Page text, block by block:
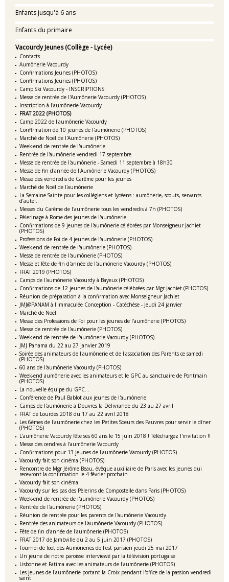
Enfants jusqu'à 6 ans
Enfants du primaire
Vacourdy Jeunes (Collège - Lycée)
Contacts
Aumônerie Vacourdy
Confirmations Jeunes (PHOTOS)
Confirmations Jeunes (PHOTOS)
Camp Ski Vacourdy - INSCRIPTIONS
Messe de rentrée de l'Aumônerie Vacourdy (PHOTOS)
Inscription à l'aumônerie Vacourdy
FRAT 2022 (PHOTOS)
Camp 2022 de l'aumônerie Vacourdy
Confirmation de 10 jeunes de l'aumônerie (PHOTOS)
Marché de Noël de l'Aumônerie (PHOTOS)
Week-end de rentrée de l'aumônerie
Rentrée de l'aumônerie vendredi 17 septembre
Messe de rentrée de l'aumônerie - Samedi 11 septembre à 18h30
Messe de fin d'année de l'Aumônerie Vacourdy (PHOTOS)
Messe des vendredis de Carême pour les jeunes
Marché de Noël de l'aumônerie
La Semaine Sainte pour les collégiens et lycéens : aumônerie, scouts, servants
d’autel..
Messes du Carême de l'aumônerie tous les vendredis à 7h (PHOTOS)
Pèlerinage à Rome des jeunes de l'aumônerie
Confirmations de 9 jeunes de l'aumônerie célébrées par Monseigneur Jachiet
(PHOTOS)
Professions de Foi de 4 jeunes de l'aumônerie (PHOTOS)
Week-end de rentrée de l'aumônerie (PHOTOS)
Messe de rentrée de l'aumônerie (PHOTOS)
Messe et fête de fin d'année de l'aumônerie Vacourdy (PHOTOS)
FRAT 2019 (PHOTOS)
Camps de l'aumônerie Vacourdy à Bayeux (PHOTOS)
Confirmations de 12 jeunes de l'aumônerie célébrées par Mgr Jachiet (PHOTOS)
Réunion de préparation à la confirmation avec Monseigneur Jachiet
JMJ@PANAM à l'Immaculée Conception - Catéchèse - Jeudi 24 janvier
Marché de Noël
Messe des Professions de Foi pour les jeunes de l'aumônerie (PHOTOS)
Messe de rentrée de l'aumônerie (PHOTOS)
Week-end de rentrée de l'aumônerie Vacourdy (PHOTOS)
JMJ Panama du 22 au 27 janvier 2019
Soirée des animateurs de l'aumônerie et de l'association des Parents ce samedi
(PHOTOS)
60 ans de l'aumônerie Vacourdy (PHOTOS)
Week-end aumônerie avec les animateurs et le GPC au sanctuaire de Pontmain
(PHOTOS)
La nouvelle équipe du GPC...
Conférence de Paul Bablot aux jeunes de l'aumônerie
Camps de l'aumônerie à Douvres la Délivrande du 23 au 27 avril
FRAT de Lourdes 2018 du 17 au 22 avril 2018
Les 6èmes de l'aumônerie chez les Petites Soeurs des Pauvres pour servir le dîner
(PHOTOS)
L'aumônerie Vacourdy fête ses 60 ans le 15 juin 2018 ! Téléchargez l'invitation !!
Messe des cendres à l'aumônerie Vacourdy
Confirmations pour 13 jeunes de l'aumônerie Vacourdy (PHOTOS)
Vacourdy fait son cinéma (PHOTOS)
Rencontre de Mgr Jérôme Beau, évêque auxiliaire de Paris avec les jeunes qui
recevront la confirmation le 4 février prochain
Vacourdy fait son cinéma
Vacourdy sur les pas des Pèlerins de Compostelle dans Paris (PHOTOS)
Week-end de rentrée de l'aumônerie Vacourdy (PHOTOS)
Rentrée de l'aumônerie (PHOTOS)
Réunion de rentrée pour les parents de l'aumônerie Vacourdy
Rentrée des animateurs de l'aumônerie Vacourdy (PHOTOS)
Fête de fin d'année de l'aumônerie (PHOTOS)
FRAT 2017 de Jambville du 2 au 5 juin 2017 (PHOTOS)
Tournoi de foot des Aumôneries de l'est parisien jeudi 25 mai 2017
Un jeune de notre paroisse interviewé par la télévision portugaise
Lisbonne et Fatima avec les animateurs de l'aumônerie (PHOTOS)
Les jeunes de l'aumônerie portant la Croix pendant l'office de la passion vendredi
saint